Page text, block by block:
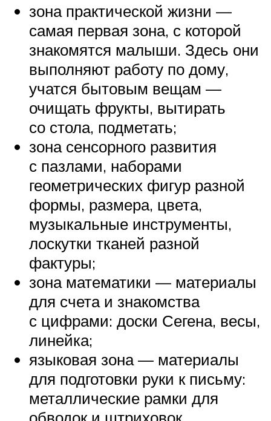
зона практической жизни —
самая первая зона, с которой
знакомятся малыши. Здесь они
выполняют работу по дому,
учатся бытовым вещам —
очищать фрукты, вытирать
со стола, подметать;
зона сенсорного развития
с пазлами, наборами
геометрических фигур разной
формы, размера, цвета,
музыкальные инструменты,
лоскутки тканей разной
фактуры;
зона математики — материалы
для счета и знакомства
с цифрами: доски Сегена, весы,
линейка;
языковая зона — материалы
для подготовки руки к письму:
металлические рамки для